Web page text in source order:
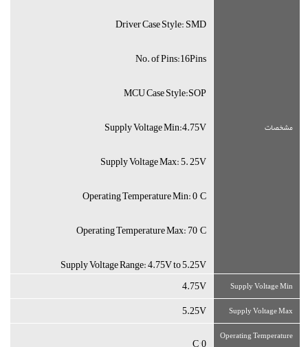
Driver Case Style: SMD
No. of Pins:16Pins
MCU Case Style:SOP
Supply Voltage Min:4.75V
Supply Voltage Max: 5. 25V
Operating Temperature Min: 0 °C
Operating Temperature Max: 70 °C
Supply Voltage Range: 4.75V to 5.25V
مشخصات
4.75V Supply Voltage Min
5.25V Supply Voltage Max
Operating Temperature